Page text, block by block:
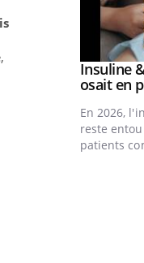
pour
ou
de la
Youtube
Insuline
osait en
En 2026,
reste
patients